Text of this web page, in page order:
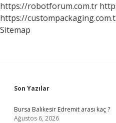
https://robotforum.com.tr
https://
Sitemap
Sidebar
Son Yazılar
Bursa Balıkesir Edremit arası kaç ?
Ağustos 6, 2026